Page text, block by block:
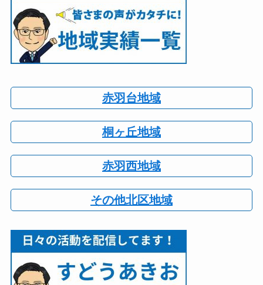
赤羽台地域
桐ヶ丘地域
赤羽西地域
その他北区地域